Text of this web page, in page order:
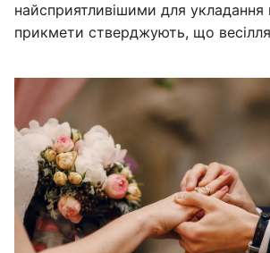
найсприятливішими для
прикмети стверджують, що